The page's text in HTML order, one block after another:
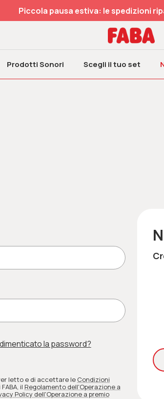
Piccola pausa estiva: le spedizioni
Prodotti Sonori Scegli il tuo set
la password?
letto e di accettare le Condizioni
FABA, il Regolamento dell'Operazione a
Policy dell'Operazione a premio